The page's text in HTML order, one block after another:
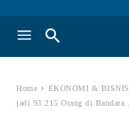
Home EKONOMI & BISNIS
jadi 93.215 Orang di Bandara...